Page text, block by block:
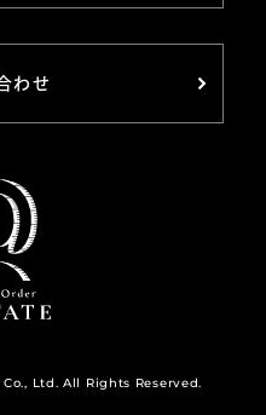
わせ
Ltd. All Rights Reserved.